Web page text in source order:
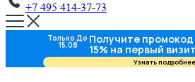
+7 495 414-37-73
Только До
15.08 Получите
15% на первый
стоматологию
Узнать подробнее